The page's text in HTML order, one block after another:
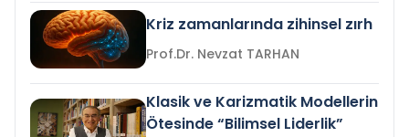
Kriz zamanlarında zihinsel zırh
Prof.Dr. Nevzat TARHAN
Klasik ve Karizmatik Modellerin
Ötesinde “Bilimsel Liderlik”